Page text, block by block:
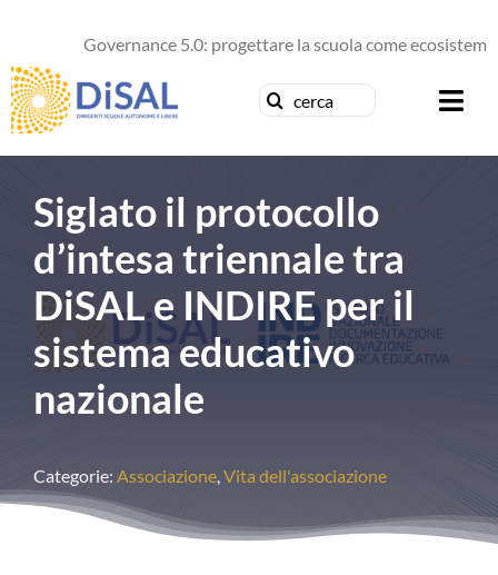
contenuto
Governance 5.0: progettare la scuola come ecosistema
Cerca
News
Formazione
Concorsi
Contattaci
Siglato il protocollo
d’intesa triennale tra
DiSAL e INDIRE per il
sistema educativo
nazionale
Categorie: Associazione,Vita dell'associazione